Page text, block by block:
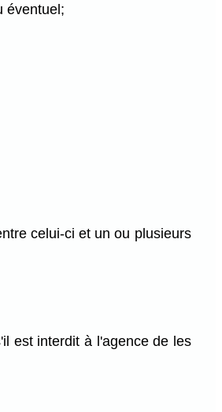
éventuel;
celui-ci et un ou plusieurs
est interdit à l'agence de les